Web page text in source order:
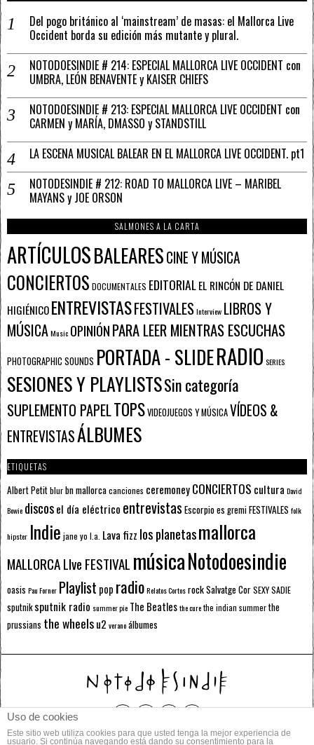
Del pogo británico al ‘mainstream’ de masas: el Mallorca Live
Occident borda su edición más mutante y plural.
NOTODOESINDIE # 214: ESPECIAL MALLORCA LIVE OCCIDENT con
UMBRA, LEÓN BENAVENTE y KAISER CHIEFS
NOTODOESINDIE # 213: ESPECIAL MALLORCA LIVE OCCIDENT con
CARMEN y MARÍA, DMASSO y STANDSTILL
LA ESCENA MUSICAL BALEAR EN EL MALLORCA LIVE OCCIDENT. pt1
NOTODESINDIE # 212: ROAD TO MALLORCA LIVE – MARIBEL
MAYANS y JOE ORSON
SALMONES A LA CARTA
ARTÍCULOSBALEARESCINE Y MÚSICA
CONCIERTOS DOCUMENTALES EDITORIALEL RINCÓN DE DANIEL
HIGIÉNICOENTREVISTASFESTIVALESInterview LIBROS Y
MÚSICAMusic OPINIÓNPARA LEER MIENTRAS ESCUCHAS
PHOTOGRAPHIC SOUNDS PORTADA - SLIDERADIO SERIES
SESIONES Y PLAYLISTSSin categoría
SUPLEMENTO PAPELTOPSVIDEOJUEGOS Y MÚSICAVÍDEOS &
ENTREVISTASÁLBUMES
ETIQUETAS
Albert Petitblurbn mallorcacanciones ceremoneyCONCIERTOS cultura David
Bowie discosel día eléctrico entrevistas Escorpioes gremiFESTIVALES folk
hipster Indie jane yo l.a. Lava fizz los planetasmallorca
MALLORCA LIve FESTIVAL músicaNotodoesindie
oasis Pau Forner Playlist pop radioRelatos CortosrockSalvatge CorSEXY SADIE
sputnik sputnik radio summer pie The Beatlesthe curethe indian summerthe
prussians the wheelsu2 veranoálbumes
© 2014 Todos los derechos reservados.
Uso de cookies
Este sitio web utiliza cookies para que usted tenga la mejor experiencia de
usuario. Si continúa navegando está dando su consentimiento para la